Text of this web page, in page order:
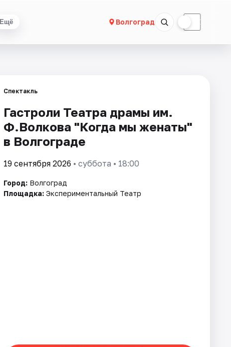
Ещё Волгоград ☾
Спектакль
Гастроли Театра драмы им.
Ф.Волкова "Когда мы женаты"
в Волгограде
19 сентября 2026 • суббота • 18:00
Город: Волгоград
Площадка: Экспериментальный Театр